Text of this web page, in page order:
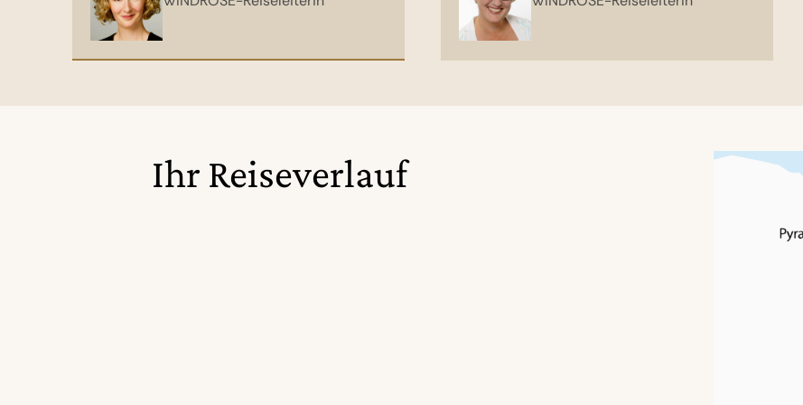
eine maßgeschneiderte Reise zu designen, die Kultur, Luxus und Abenteuer perfekt
Ihr Reiseverlauf